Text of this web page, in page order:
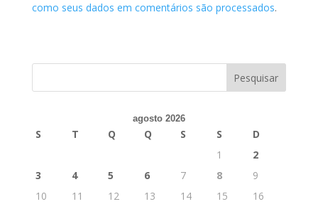
como seus dados em comentários são processados.
agosto 2026
S T Q Q S S
D
1
2
3
4 5 6 7 8
9
10
11 12 13 14 15
16